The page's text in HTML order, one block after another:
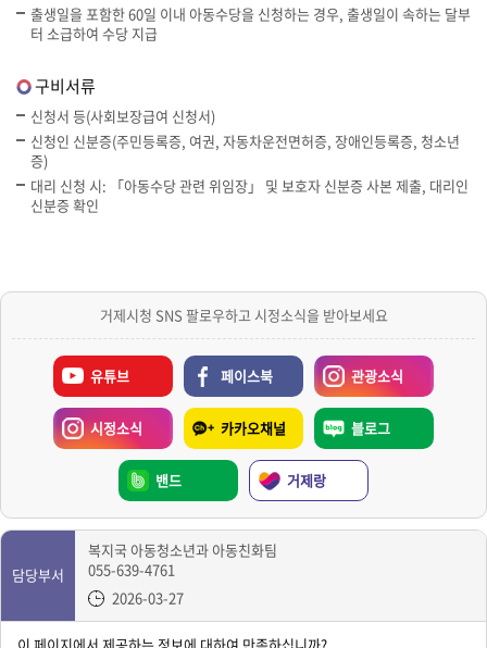
출생일을 포함한 60일 이내 아동수당을 신청하는 경우, 출생일이 속하는 달부
터 소급하여 수당 지급
구비서류
신청서 등(사회보장급여 신청서)
신청인 신분증(주민등록증, 여권, 자동차운전면허증, 장애인등록증, 청소년
증)
대리 신청 시: 「아동수당 관련 위임장」 및 보호자 신분증 사본 제출, 대리인
신분증 확인
거제시청 SNS 팔로우하고 시정소식을 받아보세요
유튜브 페이스북 관광소식
시정소식 카카오채널 블로그
밴드 거제랑
담당부서
복지국 아동청소년과 아동친화팀
055-639-4761
2026-03-27